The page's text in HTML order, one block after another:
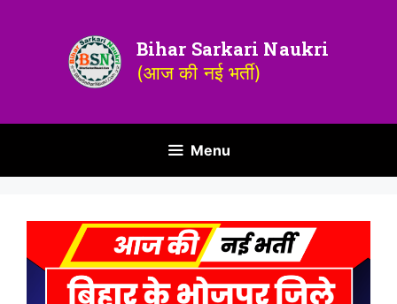
Bihar Sarkari Naukri
(आज की नई भर्ती)
Menu